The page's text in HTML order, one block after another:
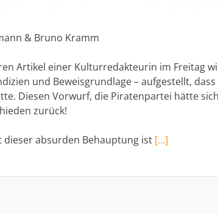
& Bruno Kramm
Artikel einer Kulturredakteurin im Freitag
und Beweisgrundlage – aufgestellt,
Diesen Vorwurf, die Piratenpartei hätte
zurück!
dieser absurden Behauptung ist […]